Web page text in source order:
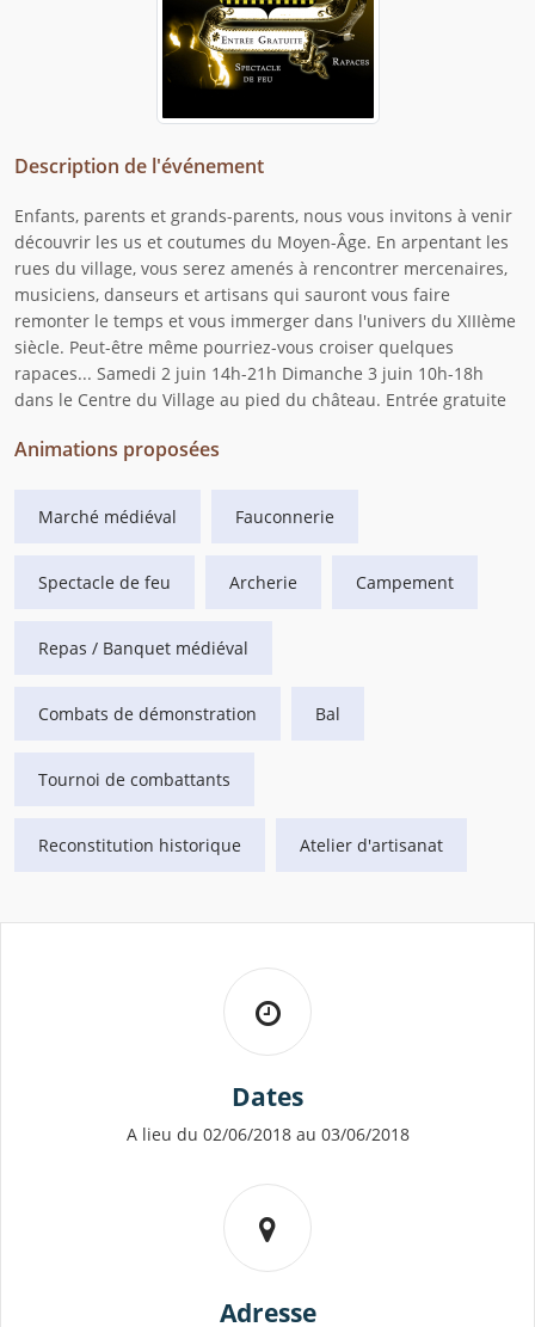
Description de l'événement
Enfants, parents et grands-parents, nous vous invitons à venir
découvrir les us et coutumes du Moyen-Âge. En arpentant les
rues du village, vous serez amenés à rencontrer mercenaires,
musiciens, danseurs et artisans qui sauront vous faire
remonter le temps et vous immerger dans l'univers du XIIIème
siècle. Peut-être même pourriez-vous croiser quelques
rapaces... Samedi 2 juin 14h-21h Dimanche 3 juin 10h-18h
dans le Centre du Village au pied du château. Entrée gratuite
Animations proposées
Marché médiéval Fauconnerie
Spectacle de feu Archerie Campement
Repas / Banquet médiéval
Combats de démonstration Bal
Tournoi de combattants
Reconstitution historique Atelier d'artisanat
Dates
A lieu du 02/06/2018 au 03/06/2018
Adresse